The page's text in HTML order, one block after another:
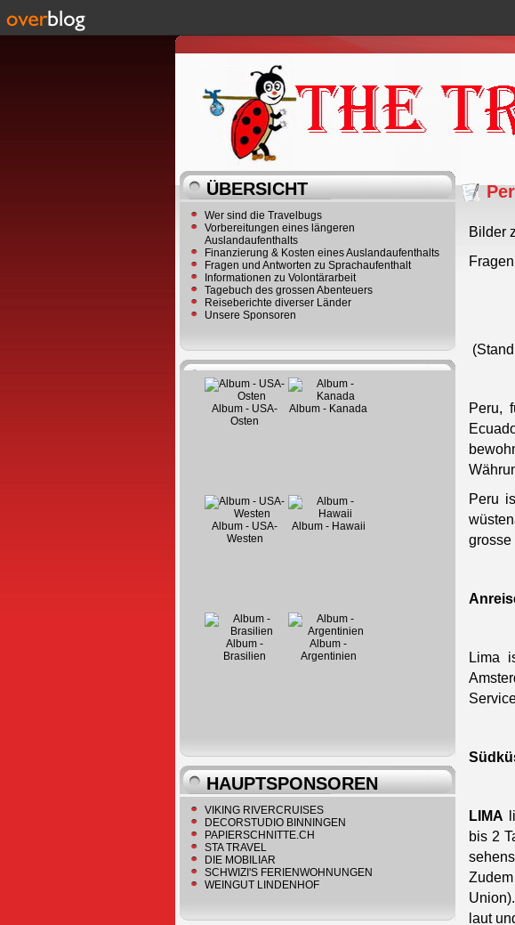
ÜBERSICHT
Wer sind die Travelbugs
Vorbereitungen eines längeren
Auslandaufenthalts
Finanzierung & Kosten eines Auslandaufenthalts
Fragen und Antworten zu Sprachaufenthalt
Informationen zu Volontärarbeit
Tagebuch des grossen Abenteuers
Reiseberichte diverser Länder
Unsere Sponsoren
Album - USA-
Osten
Album - Kanada
Album - USA-
Westen
Album - Hawaii
Album -
Brasilien
Album -
Argentinien
HAUPTSPONSOREN
VIKING RIVERCRUISES
DECORSTUDIO BINNINGEN
PAPIERSCHNITTE.CH
STA TRAVEL
DIE MOBILIAR
SCHWIZI'S FERIENWOHNUNGEN
WEINGUT LINDENHOF
Bilder
Peru,
Peru
grosse
Lima
LIMA
bis 2
laut